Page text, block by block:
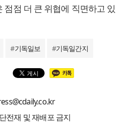
점점 더 큰 위협에 직면하고 있
#기독일보 #기독일간지
전재 및 재배포 금지